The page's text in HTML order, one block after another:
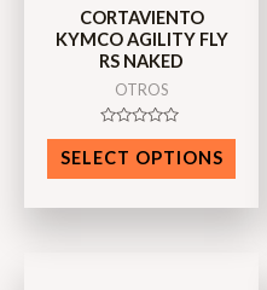
CORTAVIENTO
KYMCO AGILITY FLY
RS NAKED
OTROS
Rated
0
out
of
SELECT OPTIONS